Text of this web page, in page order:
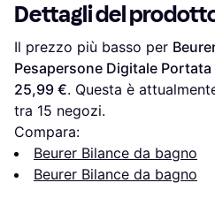
Dettagli del
Il prezzo più basso per
Pesapersone Digitale
25,99 €. Questa è
tra 15 negozi.
Compara:
Beurer Bilance da bagno
Beurer Bilance da bagno